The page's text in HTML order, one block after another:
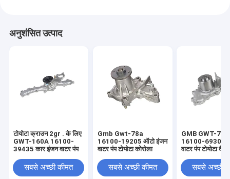
अनुशंसित उत्पाद
टोयोटा क्राउन 2gr . के लिए
GWT-160A 16100-
39435 कार इंजन वाटर पंप
सबसे अच्छी कीमत
Gmb Gwt-78a
16100-19205 ऑटो इंजन
वाटर पंप टोयोटा कोरोला
सबसे अच्छी कीमत
GMB GWT-71A
16100-69305
वाटर पंप टोयोटा
सबसे अच्छी